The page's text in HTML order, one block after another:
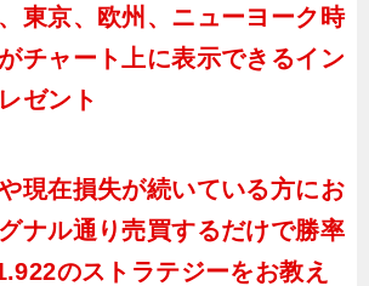
東京、欧州、ニューヨーク時
チャート上に表示できるイン
ゼント
現在損失が続いている方にお
ナル通り売買するだけで勝率
のストラテジーをお教え